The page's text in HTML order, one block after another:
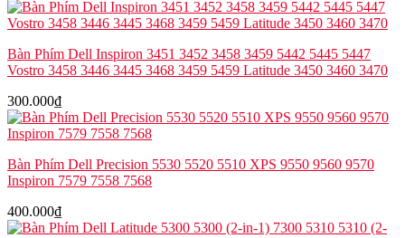
8KNVX
X2HK8
lượng
Bàn Phím Dell Inspiron 3451 3452 3458 3459 5442 5445 5447
Vostro 3458 3446 3445 3468 3459 5459 Latitude 3450 3460 3470
300.000₫
Bàn Phím Dell Precision 5530 5520 5510 XPS 9550 9560 9570
Inspiron 7579 7558 7568
400.000₫